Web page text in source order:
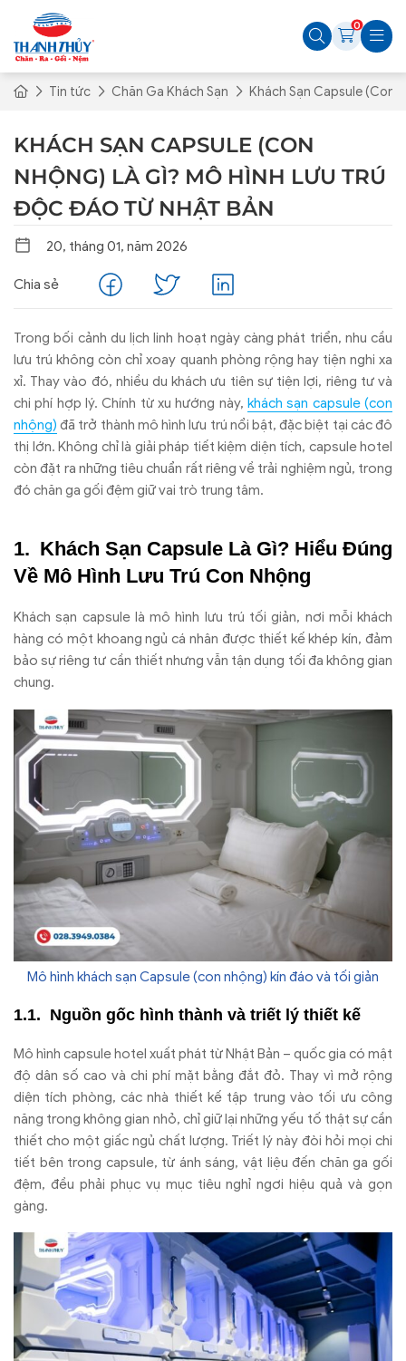
0
Tin tức Chăn Ga Khách Sạn Khách Sạn Capsule (Con
KHÁCH SẠN CAPSULE (CON
NHỘNG) LÀ GÌ? MÔ HÌNH LƯU TRÚ
ĐỘC ĐÁO TỪ NHẬT BẢN
20, tháng 01, năm 2026
Chia sẻ
Trong bối cảnh du lịch linh hoạt ngày càng phát triển, nhu cầu
lưu trú không còn chỉ xoay quanh phòng rộng hay tiện nghi xa
xỉ. Thay vào đó, nhiều du khách ưu tiên sự tiện lợi, riêng tư và
chi phí hợp lý. Chính từ xu hướng này, khách sạn capsule (con
nhộng) đã trở thành mô hình lưu trú nổi bật, đặc biệt tại các đô
thị lớn. Không chỉ là giải pháp tiết kiệm diện tích, capsule hotel
còn đặt ra những tiêu chuẩn rất riêng về trải nghiệm ngủ, trong
đó chăn ga gối đệm giữ vai trò trung tâm.
Khách Sạn Capsule Là Gì? Hiểu Đúng
Về Mô Hình Lưu Trú Con Nhộng
Khách sạn capsule là mô hình lưu trú tối giản, nơi mỗi khách
hàng có một khoang ngủ cá nhân được thiết kế khép kín, đảm
bảo sự riêng tư cần thiết nhưng vẫn tận dụng tối đa không gian
chung.
Mô hình khách sạn Capsule (con nhộng) kín đáo và tối giản
Nguồn gốc hình thành và triết lý thiết kế
Mô hình capsule hotel xuất phát từ Nhật Bản – quốc gia có mật
độ dân số cao và chi phí mặt bằng đắt đỏ. Thay vì mở rộng
diện tích phòng, các nhà thiết kế tập trung vào tối ưu công
năng trong không gian nhỏ, chỉ giữ lại những yếu tố thật sự cần
thiết cho một giấc ngủ chất lượng. Triết lý này đòi hỏi mọi chi
tiết bên trong capsule, từ ánh sáng, vật liệu đến chăn ga gối
đệm, đều phải phục vụ mục tiêu nghỉ ngơi hiệu quả và gọn
gàng.